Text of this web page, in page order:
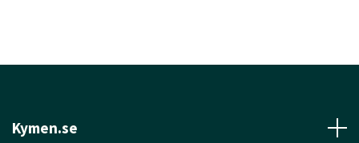
Kymen.se